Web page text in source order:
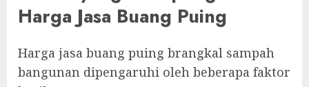
Harga Jasa Buang Puing
Harga jasa buang puing brangkal sampah
bangunan dipengaruhi oleh beberapa faktor